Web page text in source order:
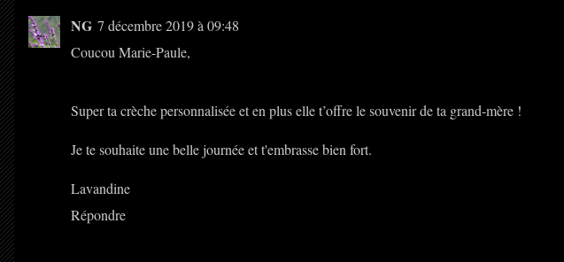
NG 7 décembre 2019 à 09:48
Coucou Marie-Paule,
Super ta crèche personnalisée et en plus elle t’offre le souvenir de ta grand-mère !
Je te souhaite une belle journée et t'embrasse bien fort.
Lavandine
Répondre